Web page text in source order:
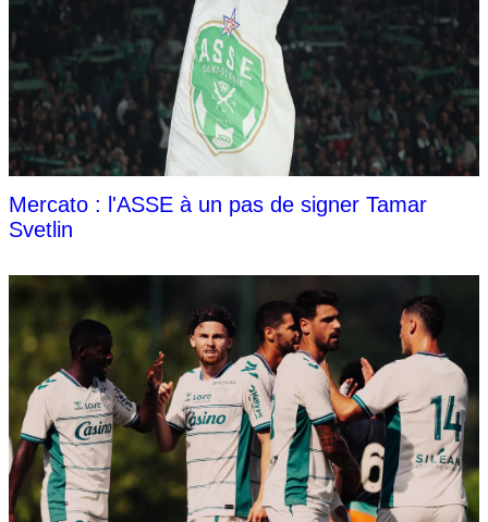
Mercato : l'ASSE à un pas de signer Tamar
Svetlin